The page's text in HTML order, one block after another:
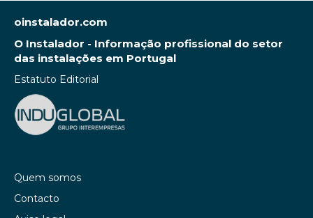
oinstalador.com
O Instalador - Informação profissional do setor
das instalações em Portugal
Estatuto Editorial
Quem somos
Contacto